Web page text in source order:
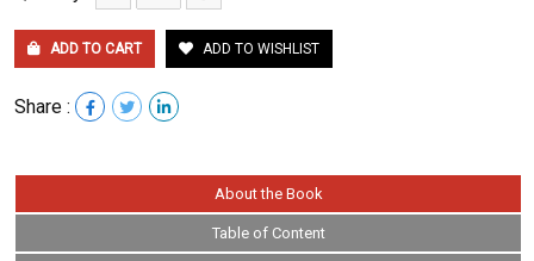
ADD TO CART ADD TO WISHLIST
Share :
About the Book
Table of Content